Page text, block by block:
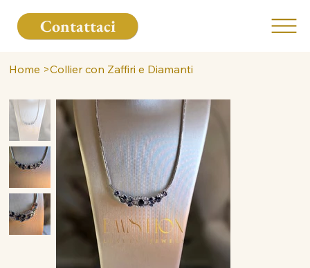
Contattaci
Home >Collier con Zaffiri e Diamanti